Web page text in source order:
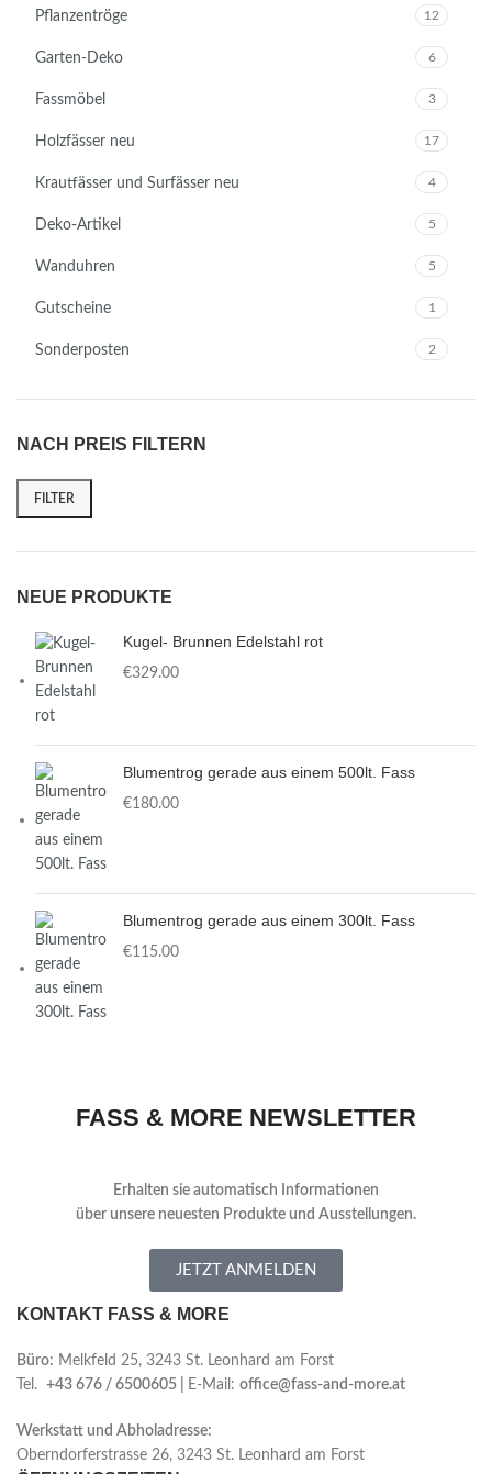
Pflanzentröge 12
Garten-Deko 6
Fassmöbel 3
Holzfässer neu 17
Krautfässer und Surfässer neu 4
Deko-Artikel 5
Wanduhren 5
Gutscheine 1
Sonderposten 2
NACH PREIS FILTERN
FILTER
NEUE PRODUKTE
Kugel- Brunnen Edelstahl rot
€329.00
Blumentrog gerade aus einem 500lt. Fass
€180.00
Blumentrog gerade aus einem 300lt. Fass
€115.00
FASS & MORE NEWSLETTER
Erhalten sie automatisch Informationen
über unsere neuesten Produkte und Ausstellungen.
JETZT ANMELDEN
KONTAKT FASS & MORE
Büro: Melkfeld 25, 3243 St. Leonhard am Forst
Tel. +43 676 / 6500605 | E-Mail: office@fass-and-more.at
Werkstatt und Abholadresse:
Oberndorferstrasse 26, 3243 St. Leonhard am Forst